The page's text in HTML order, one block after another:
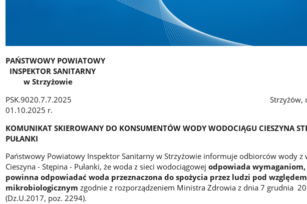
PAŃSTWOWY POWIATOWY
INSPEKTOR SANITARNY
w Strzyżowie
PSK.9020.7.7.2025 Strzyżów,
01.10.2025 r.
KOMUNIKAT SKIEROWANY DO KONSUMENTÓW WODY WODOCIĄGU CIESZYNA
PUŁANKI
Państwowy Powiatowy Inspektor Sanitarny w Strzyżowie informuje odbiorców wody z
Cieszyna - Stępina - Pułanki, że woda z sieci wodociągowej odpowiada
powinna odpowiadać woda przeznaczona do spożycia przez ludzi pod względem
mikrobiologicznym zgodnie z rozporządzeniem Ministra Zdrowia z dnia 7 grudnia
(Dz.U.2017, poz. 2294).